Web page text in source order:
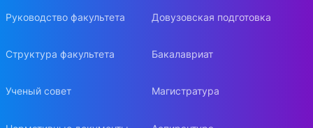
Руководство факультета
Структура факультета
Ученый совет
Довузовская подготовка
Бакалавриат
Магистратура